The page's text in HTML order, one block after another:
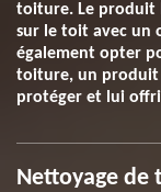
toiture. Le produit
sur le toit avec un
également opter
toiture, un produit
protéger et lui
Nettoyage de